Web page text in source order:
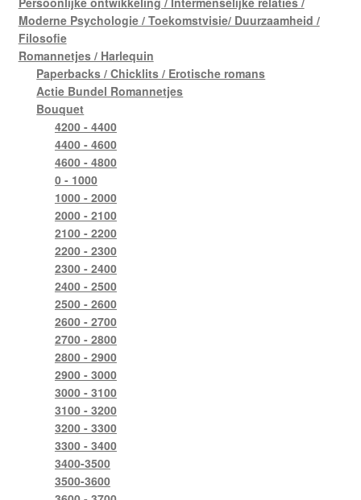
Moderne Psychologie / Toekomstvisie/ Duurzaamheid /
Filosofie
Romannetjes / Harlequin
Paperbacks / Chicklits / Erotische romans
Actie Bundel Romannetjes
Bouquet
4200 - 4400
4400 - 4600
4600 - 4800
0 - 1000
1000 - 2000
2000 - 2100
2100 - 2200
2200 - 2300
2300 - 2400
2400 - 2500
2500 - 2600
2600 - 2700
2700 - 2800
2800 - 2900
2900 - 3000
3000 - 3100
3100 - 3200
3200 - 3300
3300 - 3400
3400-3500
3500-3600